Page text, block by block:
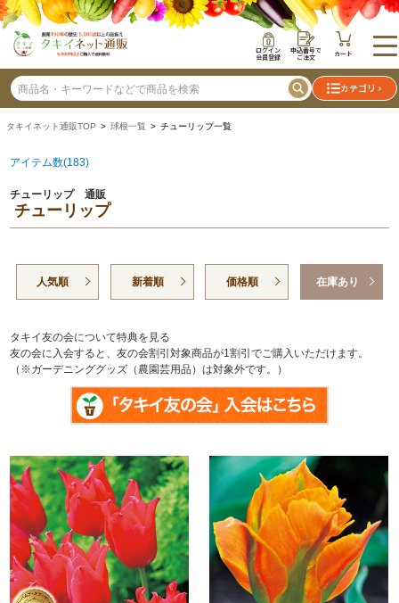
ログイン
会員登録
申込番号で
ご注文 カート
カテゴリ
タキイネット通販TOP > 球根一覧 > チューリップ一覧
アイテム数(183)
チューリップ 通販
チューリップ
人気順 新着順 価格順 在庫あり
タキイ友の会について特典を見る
友の会に入会すると、友の会割引対象商品が1割引でご購入いただけます。
（※ガーデニンググッズ（農園芸用品）は対象外です。）